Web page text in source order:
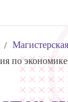
/
по экономике